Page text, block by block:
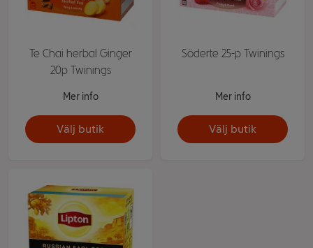
Te Chai herbal Ginger
20p Twinings
Mer info
Välj butik
Söderte 25-p Twinings
Mer info
Välj butik